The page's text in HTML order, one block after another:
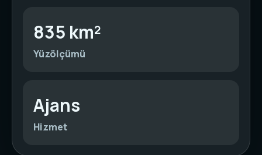
835 km²
Yüzölçümü
Ajans
Hizmet